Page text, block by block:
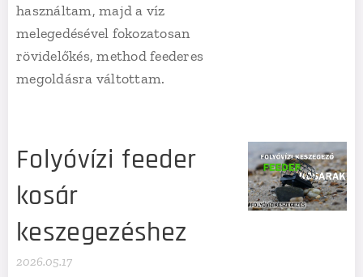
használtam, majd a víz
melegedésével fokozatosan
rövidelőkés, method feederes
megoldásra váltottam.
Folyóvízi feeder
kosár
keszegezéshez
2026.05.17